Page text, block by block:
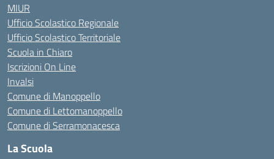
MIUR
Ufficio Scolastico Regionale
Ufficio Scolastico Territoriale
Scuola in Chiaro
Iscrizioni On Line
Invalsi
Comune di Manoppello
Comune di Lettomanoppello
Comune di Serramonacesca
La Scuola